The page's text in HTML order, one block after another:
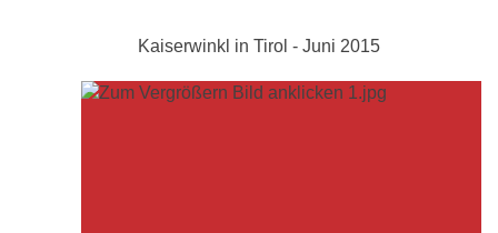
Kaiserwinkl in Tirol - Juni 2015